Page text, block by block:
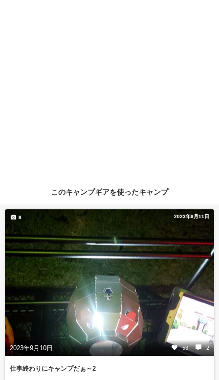
このキャンプギアを使ったキャンプ
2023年9月11日
2023年9月10日 53 2
8
仕事終わりにキャンプだぁ～2